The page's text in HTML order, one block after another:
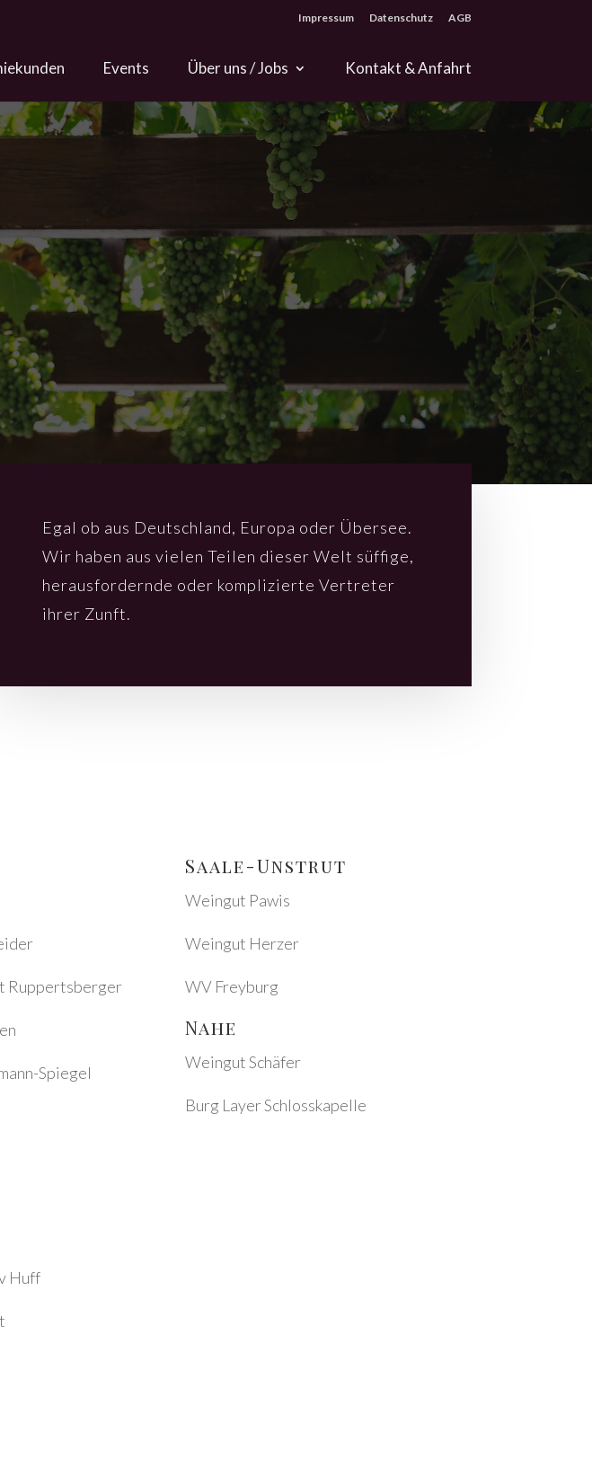
Impres­sum Daten­schutz AGB
Events Über uns / Jobs Kontakt & Anfahrt
Egal ob aus Deutsch­land, Euro­pa oder Über­see.
Wir haben aus vielen Teilen dieser Welt süffi­ge,
heraus­for­dern­de oder kompli­zier­te Vertre­ter
ihrer Zunft.
Rupperts­ber­ger
Spie­gel
Huff
Saale-Unstrut
Wein­gut Pawis
Wein­gut Herzer
WV Frey­burg
Nahe
Wein­gut Schä­fer
Burg Layer Schloss­ka­pel­le